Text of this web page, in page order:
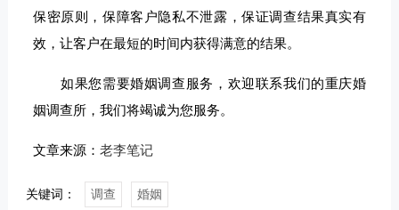
保密原则，保障客户隐私不泄露，保证调查结果真实有
效，让客户在最短的时间内获得满意的结果。
如果您需要婚姻调查服务，欢迎联系我们的重庆婚
姻调查所，我们将竭诚为您服务。
文章来源： 老李笔记
关键词： 调查 婚姻